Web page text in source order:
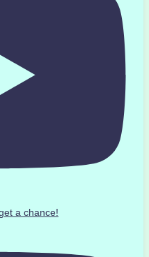
a chance!